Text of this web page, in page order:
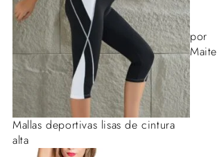
Mallas deportivas lisas de cintura
alta
por
Maite